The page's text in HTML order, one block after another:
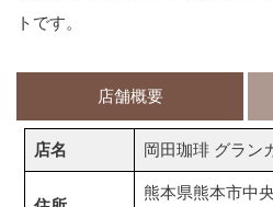
トです。
店舗概要
店名 岡田珈琲 グラン
熊本県熊本市中